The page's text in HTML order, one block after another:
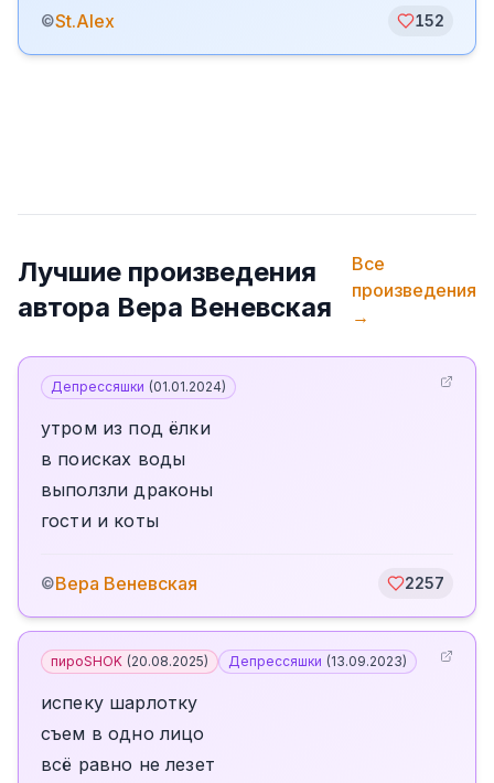
©St.Alex 152
Лучшие произведения
автора Вера Веневская
Все
произведения
→
Депрессяшки (01.01.2024)
утром из под ёлки
в поисках воды
выползли драконы
гости и коты
©Вера Веневская 2257
пироSHOK (20.08.2025) Депрессяшки (13.09.2023)
испеку шарлотку
съем в одно лицо
всё равно не лезет